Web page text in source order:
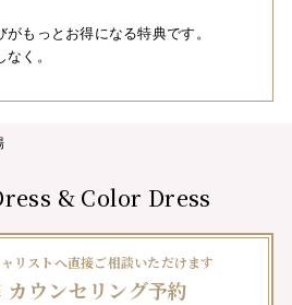
もっとお得になる特典です。
く。
& Color Dress
リストへ直接ご相談いただけます
カウンセリング予約